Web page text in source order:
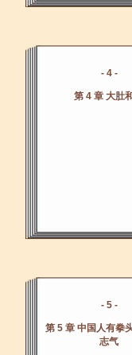
- 4 -
第 4 章 大肚
- 5 -
第 5 章 中国人有拳
志气